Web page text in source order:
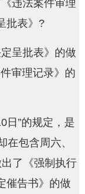
违法案件审理
批表》?
呈批表》的做
审理记录》的
日”的规定，是
包含周六、
了《强制执行
催告书》的做